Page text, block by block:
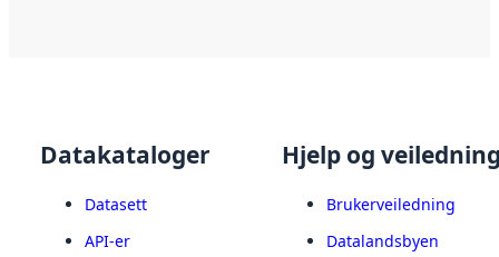
Datakataloger
Datasett
API-er
Hjelp og
Brukerveiledning
Datalandsbyen